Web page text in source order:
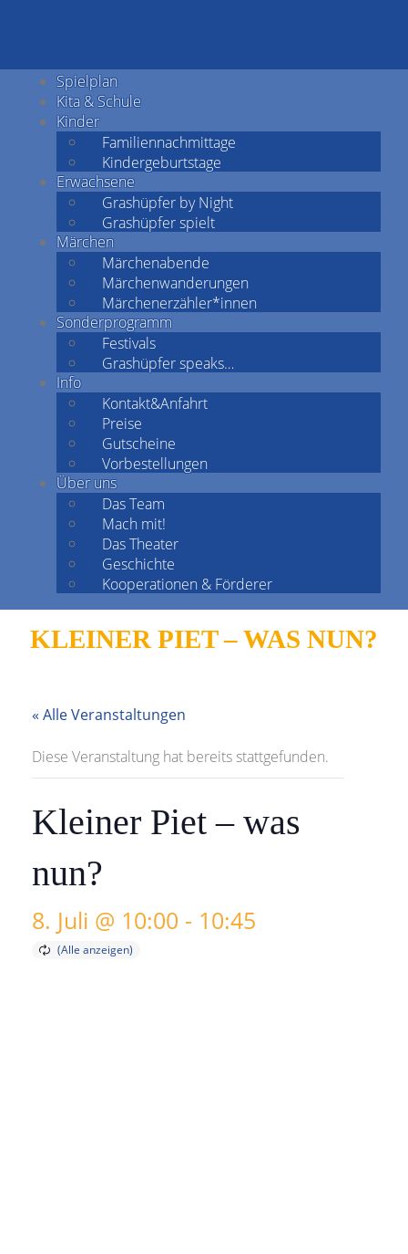
Spielplan
Kita & Schule
Kinder
Familiennachmittage
Kindergeburtstage
Erwachsene
Grashüpfer by Night
Grashüpfer spielt
Märchen
Märchenabende
Märchenwanderungen
Märchenerzähler*innen
Sonderprogramm
Festivals
Grashüpfer speaks…
Info
Kontakt&Anfahrt
Preise
Gutscheine
Vorbestellungen
Über uns
Das Team
Mach mit!
Das Theater
Geschichte
Kooperationen & Förderer
KLEINER PIET – WAS NUN?
« Alle Veranstaltungen
Diese Veranstaltung hat bereits stattgefunden.
Kleiner Piet – was
nun?
8. Juli @ 10:00 - 10:45